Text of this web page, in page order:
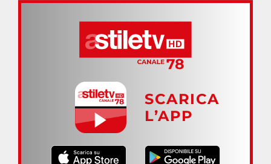
SCARICA
L’APP